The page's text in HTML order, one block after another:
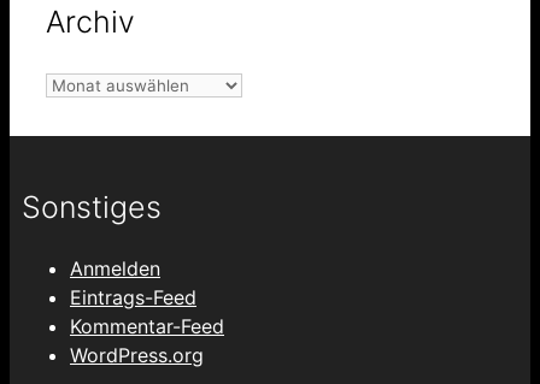
Archiv
Archiv
Sonstiges
Anmelden
Eintrags-Feed
Kommentar-Feed
WordPress.org